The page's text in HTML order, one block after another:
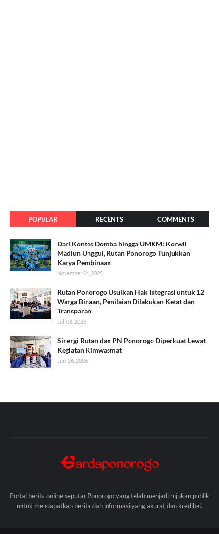
POPULAR RECENTS COMMENTS
Dari Kontes Domba hingga UMKM: Korwil
Madiun Unggul, Rutan Ponorogo Tunjukkan
Karya Pembinaan
November 24, 2025
Rutan Ponorogo Usulkan Hak Integrasi untuk 12
Warga Binaan, Penilaian Dilakukan Ketat dan
Transparan
Juli 08, 2026
Sinergi Rutan dan PN Ponorogo Diperkuat Lewat
Kegiatan Kimwasmat
Juni 26, 2026
Portal berita online seputar Ponorogo yang telah menjadi rujukan publik
untuk mendapatkan berita dan informasi yang akurat dan kredibel.